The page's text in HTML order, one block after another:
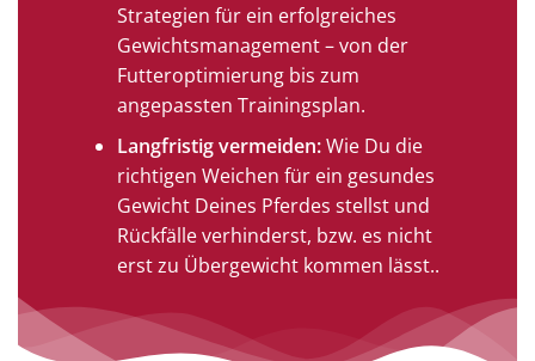
Strategien für ein erfolgreiches
Gewichtsmanagement – von der
Futteroptimierung bis zum
angepassten Trainingsplan.
Langfristig vermeiden:Wie Du die
richtigen Weichen für ein gesundes
Gewicht Deines Pferdes stellst und
Rückfälle verhinderst, bzw. es nicht
erst zu Übergewicht kommen lässt..